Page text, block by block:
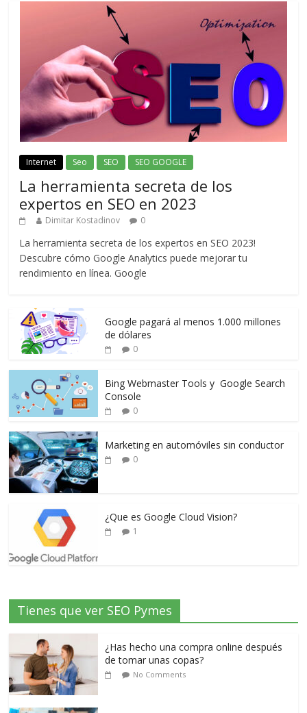
Internet Seo SEO SEO GOOGLE
La herramienta secreta de los
expertos en SEO en 2023
Dimitar Kostadinov 0
La herramienta secreta de los expertos en SEO 2023!
Descubre cómo Google Analytics puede mejorar tu
rendimiento en línea. Google
Google pagará al menos 1.000 millones
de dólares
0
Bing Webmaster Tools y Google Search
Console
0
Marketing en automóviles sin conductor
0
¿Que es Google Cloud Vision?
1
Tienes que ver SEO Pymes
¿Has hecho una compra online después
de tomar unas copas?
No Comments